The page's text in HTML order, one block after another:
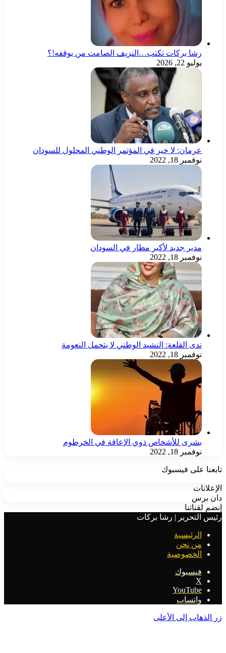
بركات تكتب…النزيف الصامت من يوقفه!؟
لا خير في المؤتمر الوطني المحلول للسودان
جديد لأكبر مطار في السودان
القلعة: النشيد الوطني لا يتحمل النعومة
للأشخاص ذوي الإعاقة في الخرطوم
على فيسبوك
| رشا بركات
نحن
إلى الأعلى